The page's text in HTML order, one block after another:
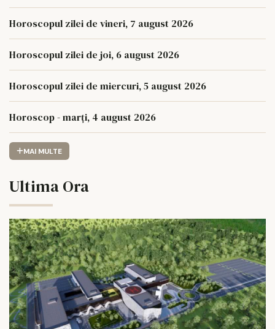
Horoscopul zilei de vineri, 7 august 2026
Horoscopul zilei de joi, 6 august 2026
Horoscopul zilei de miercuri, 5 august 2026
Horoscop - marți, 4 august 2026
MAI MULTE
Ultima Ora